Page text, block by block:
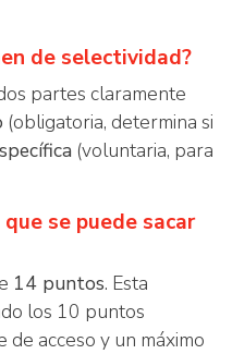
de selectividad?
partes claramente
(obligatoria, determina si
(voluntaria, para
se puede sacar
14 puntos. Esta
los 10 puntos
de acceso y un máximo